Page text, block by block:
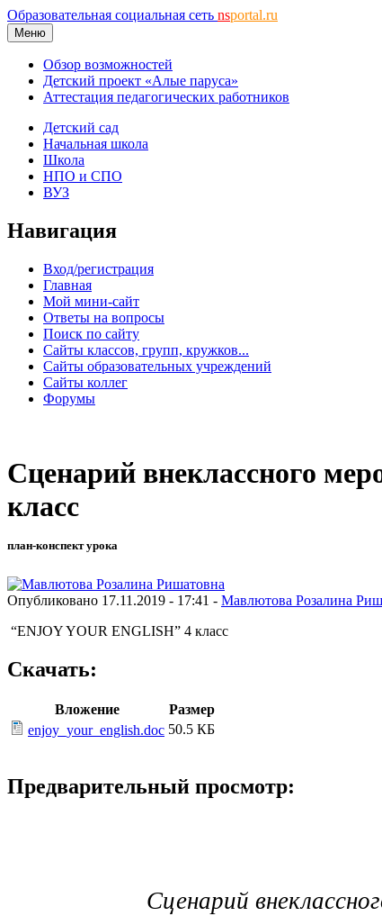
Образовательная социальная сеть nsportal.ru
Меню
Обзор возможностей
Детский проект «Алые паруса»
Аттестация педагогических работников
Детский сад
Начальная школа
Школа
НПО и СПО
ВУЗ
Навигация
Вход/регистрация
Главная
Мой мини-сайт
Ответы на вопросы
Поиск по сайту
Сайты классов, групп, кружков...
Сайты образовательных учреждений
Сайты коллег
Форумы
Сценарий внеклассного
класс
план-конспект урока
Опубликовано 17.11.2019 - 17:41 - Мавлютова Розалина
“ENJOY YOUR ENGLISH” 4 класс
Скачать:
Вложение
Размер
enjoy_your_english.doc 50.5 КБ
Предварительный просмотр:
Сценарий